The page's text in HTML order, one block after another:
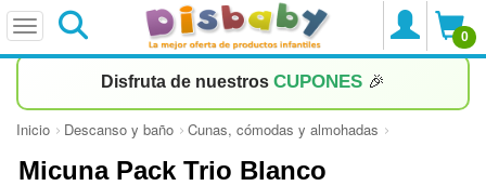
0
Disfruta de nuestros CUPONES 🎉
Inicio Descanso y baño Cunas, cómodas y almohadas
Micuna Pack Trio Blanco